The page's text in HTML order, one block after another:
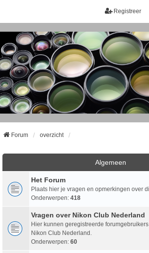
Registreer
Forum overzicht
Algemeen
Het Forum
Plaats hier je vragen en opmerkingen over
Onderwerpen: 418
Vragen over Nikon Club Nederland
Hier kunnen geregistreerde
Nikon Club Nederland.
Onderwerpen: 60